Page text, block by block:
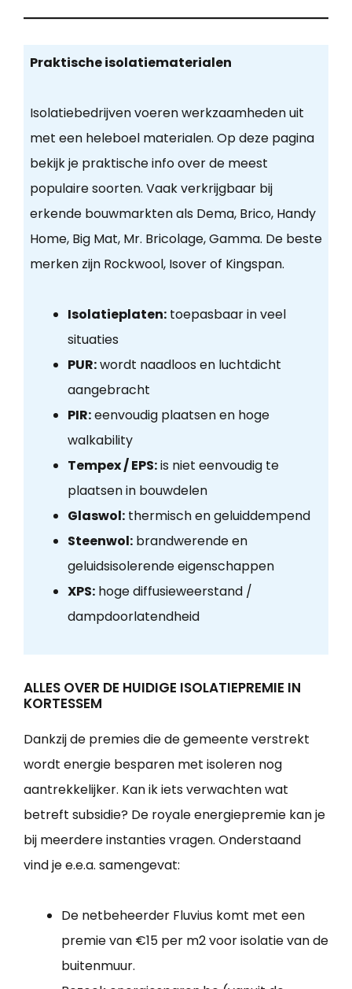
Praktische isolatiematerialen
Isolatiebedrijven voeren werkzaamheden uit
met een heleboel materialen. Op deze pagina
bekijk je praktische info over de meest
populaire soorten. Vaak verkrijgbaar bij
erkende bouwmarkten als Dema, Brico, Handy
Home, Big Mat, Mr. Bricolage, Gamma. De beste
merken zijn Rockwool, Isover of Kingspan.
Isolatieplaten:toepasbaar in veel
situaties
PUR:wordt naadloos en luchtdicht
aangebracht
PIR:eenvoudig plaatsen en hoge
walkability
Tempex / EPS:is niet eenvoudig te
plaatsen in bouwdelen
Glaswol:thermisch en geluiddempend
Steenwol:brandwerende en
geluidsisolerende eigenschappen
XPS:hoge diffusieweerstand /
dampdoorlatendheid
ALLES OVER DE HUIDIGE ISOLATIEPREMIE IN
KORTESSEM
Dankzij de premies die de gemeente verstrekt
wordt energie besparen met isoleren nog
aantrekkelijker. Kan ik iets verwachten wat
betreft subsidie? De royale energiepremie kan je
bij meerdere instanties vragen. Onderstaand
vind je e.e.a. samengevat:
De netbeheerder Fluvius komt met een
premie van €15 per m2 voor isolatie van de
buitenmuur.